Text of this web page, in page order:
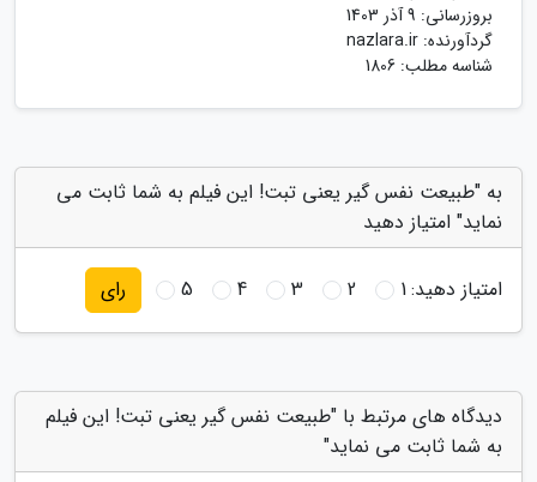
بروزرسانی: 9 آذر 1403
گردآورنده: nazlara.ir
شناسه مطلب: 1806
به "طبیعت نفس گیر یعنی تبت! این فیلم به شما ثابت می
نماید" امتیاز دهید
امتیاز دهید:1
2
3
4
5 رای
دیدگاه های مرتبط با "طبیعت نفس گیر یعنی تبت! این فیلم
به شما ثابت می نماید"